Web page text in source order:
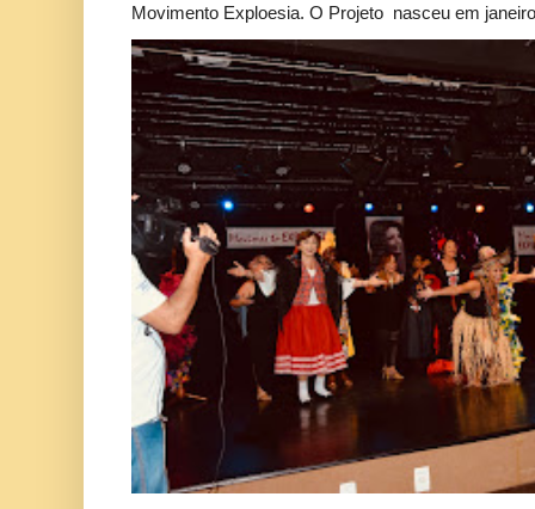
Movimento Exploesia. O Projeto nasceu em